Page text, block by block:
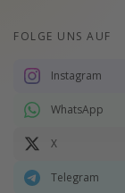
FOLGE UNS AUF
Instagram
WhatsApp
X
Telegram